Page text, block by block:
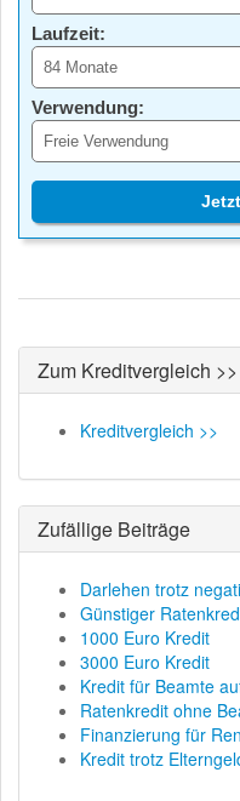
Laufzeit:
Verwendung:
Zum Kreditvergleich >>
Kreditvergleich >>
Zufällige Beiträge
Darlehen trotz
Günstiger
1000 Euro Kredit
3000 Euro Kredit
Kredit für Beamte
Ratenkredit ohne
Finanzierung für
Kredit trotz